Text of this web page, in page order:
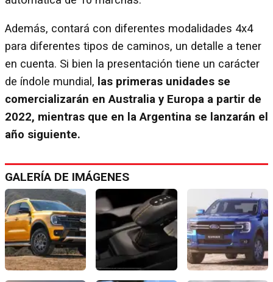
Además, contará con diferentes modalidades 4x4
para diferentes tipos de caminos, un detalle a tener
en cuenta. Si bien la presentación tiene un carácter
de índole mundial, las primeras unidades se
comercializarán en Australia y Europa a partir de
2022, mientras que en la Argentina se lanzarán el
año siguiente.
GALERÍA DE IMÁGENES